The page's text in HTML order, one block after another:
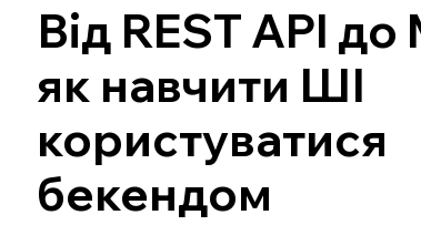
Від REST API до
як навчити ШІ
користуватися
бекендом